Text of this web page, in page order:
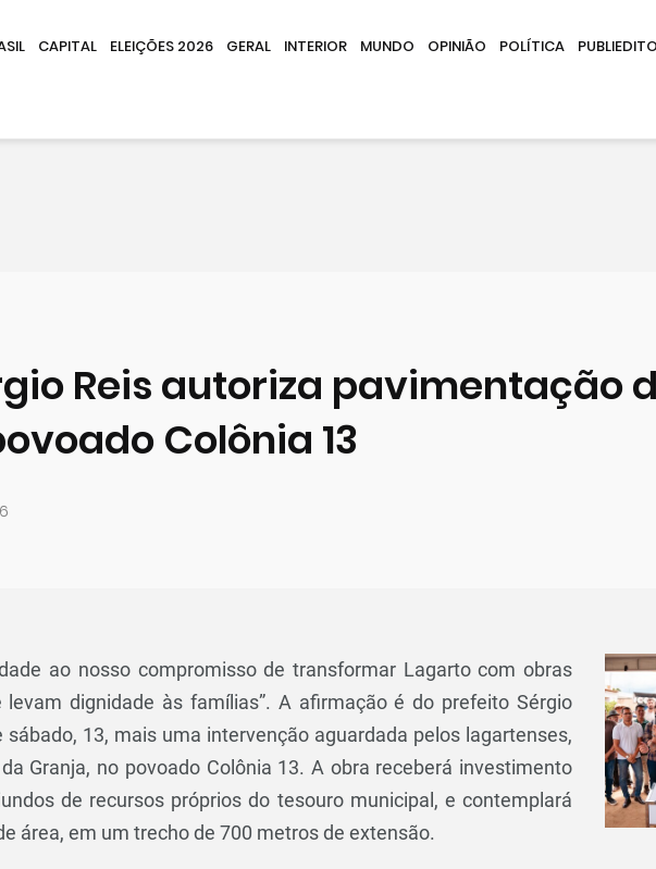
CAPITAL ELEIÇÕES 2026 GERAL INTERIOR MUNDO OPINIÃO POLÍTICA
Reis autoriza pavimentação
Colônia 13
ao nosso compromisso de transformar Lagarto com obras
dignidade às famílias”. A afirmação é do prefeito Sérgio
sábado, 13, mais uma intervenção aguardada pelos lagartenses,
Granja, no povoado Colônia 13. A obra receberá investimento
de recursos próprios do tesouro municipal, e contemplará
área, em um trecho de 700 metros de extensão.